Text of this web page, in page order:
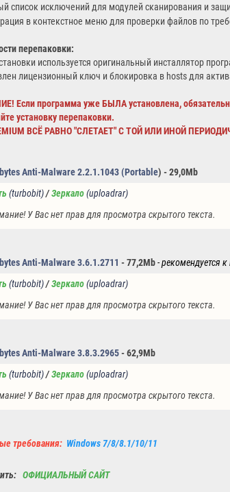
список исключений для модулей сканирования и
в контекстное меню для проверки файлов по
перепаковки:
используется оригинальный инсталлятор
лицензионный ключ и блокировка в hosts для
Если программа уже БЫЛА установлена,
установку перепаковки.
ВСЁ РАВНО "СЛЕТАЕТ" С ТОЙ ИЛИ ИНОЙ
Anti-Malware 2.2.1.1043 (Portable) - 29,0Mb
(turbobit)/ Зеркало(uploadrar)
У Вас нет прав для просмотра скрытого текста.
Anti-Malware 3.6.1.2711 - 77,2Mb- рекомендуется
(turbobit)/ Зеркало(uploadrar)
У Вас нет прав для просмотра скрытого текста.
Anti-Malware 3.8.3.2965- 62,9Mb
(turbobit)/ Зеркало(uploadrar)
У Вас нет прав для просмотра скрытого текста.
требования: Windows 7/8/8.1/10/11
ОФИЦИАЛЬНЫЙ САЙТ